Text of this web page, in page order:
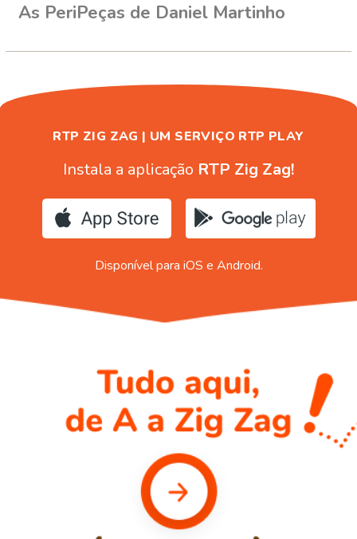
As PeriPeças de Daniel Martinho
RTP ZIG ZAG | UM SERVIÇO RTP PLAY
Instala a aplicação RTP Zig Zag!
Disponível para iOS e Android.